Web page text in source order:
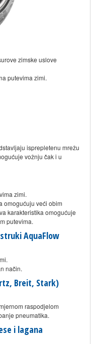
zimske uslove
putevima zimi.
isprepletenu mrežu
vožnju čak i u
zimi.
omogućuju veći obim
karakteristika omogućuje
putevima.
AquaFlow
način.
Breit, Stark)
raspodjelom
pneumatika.
i lagana